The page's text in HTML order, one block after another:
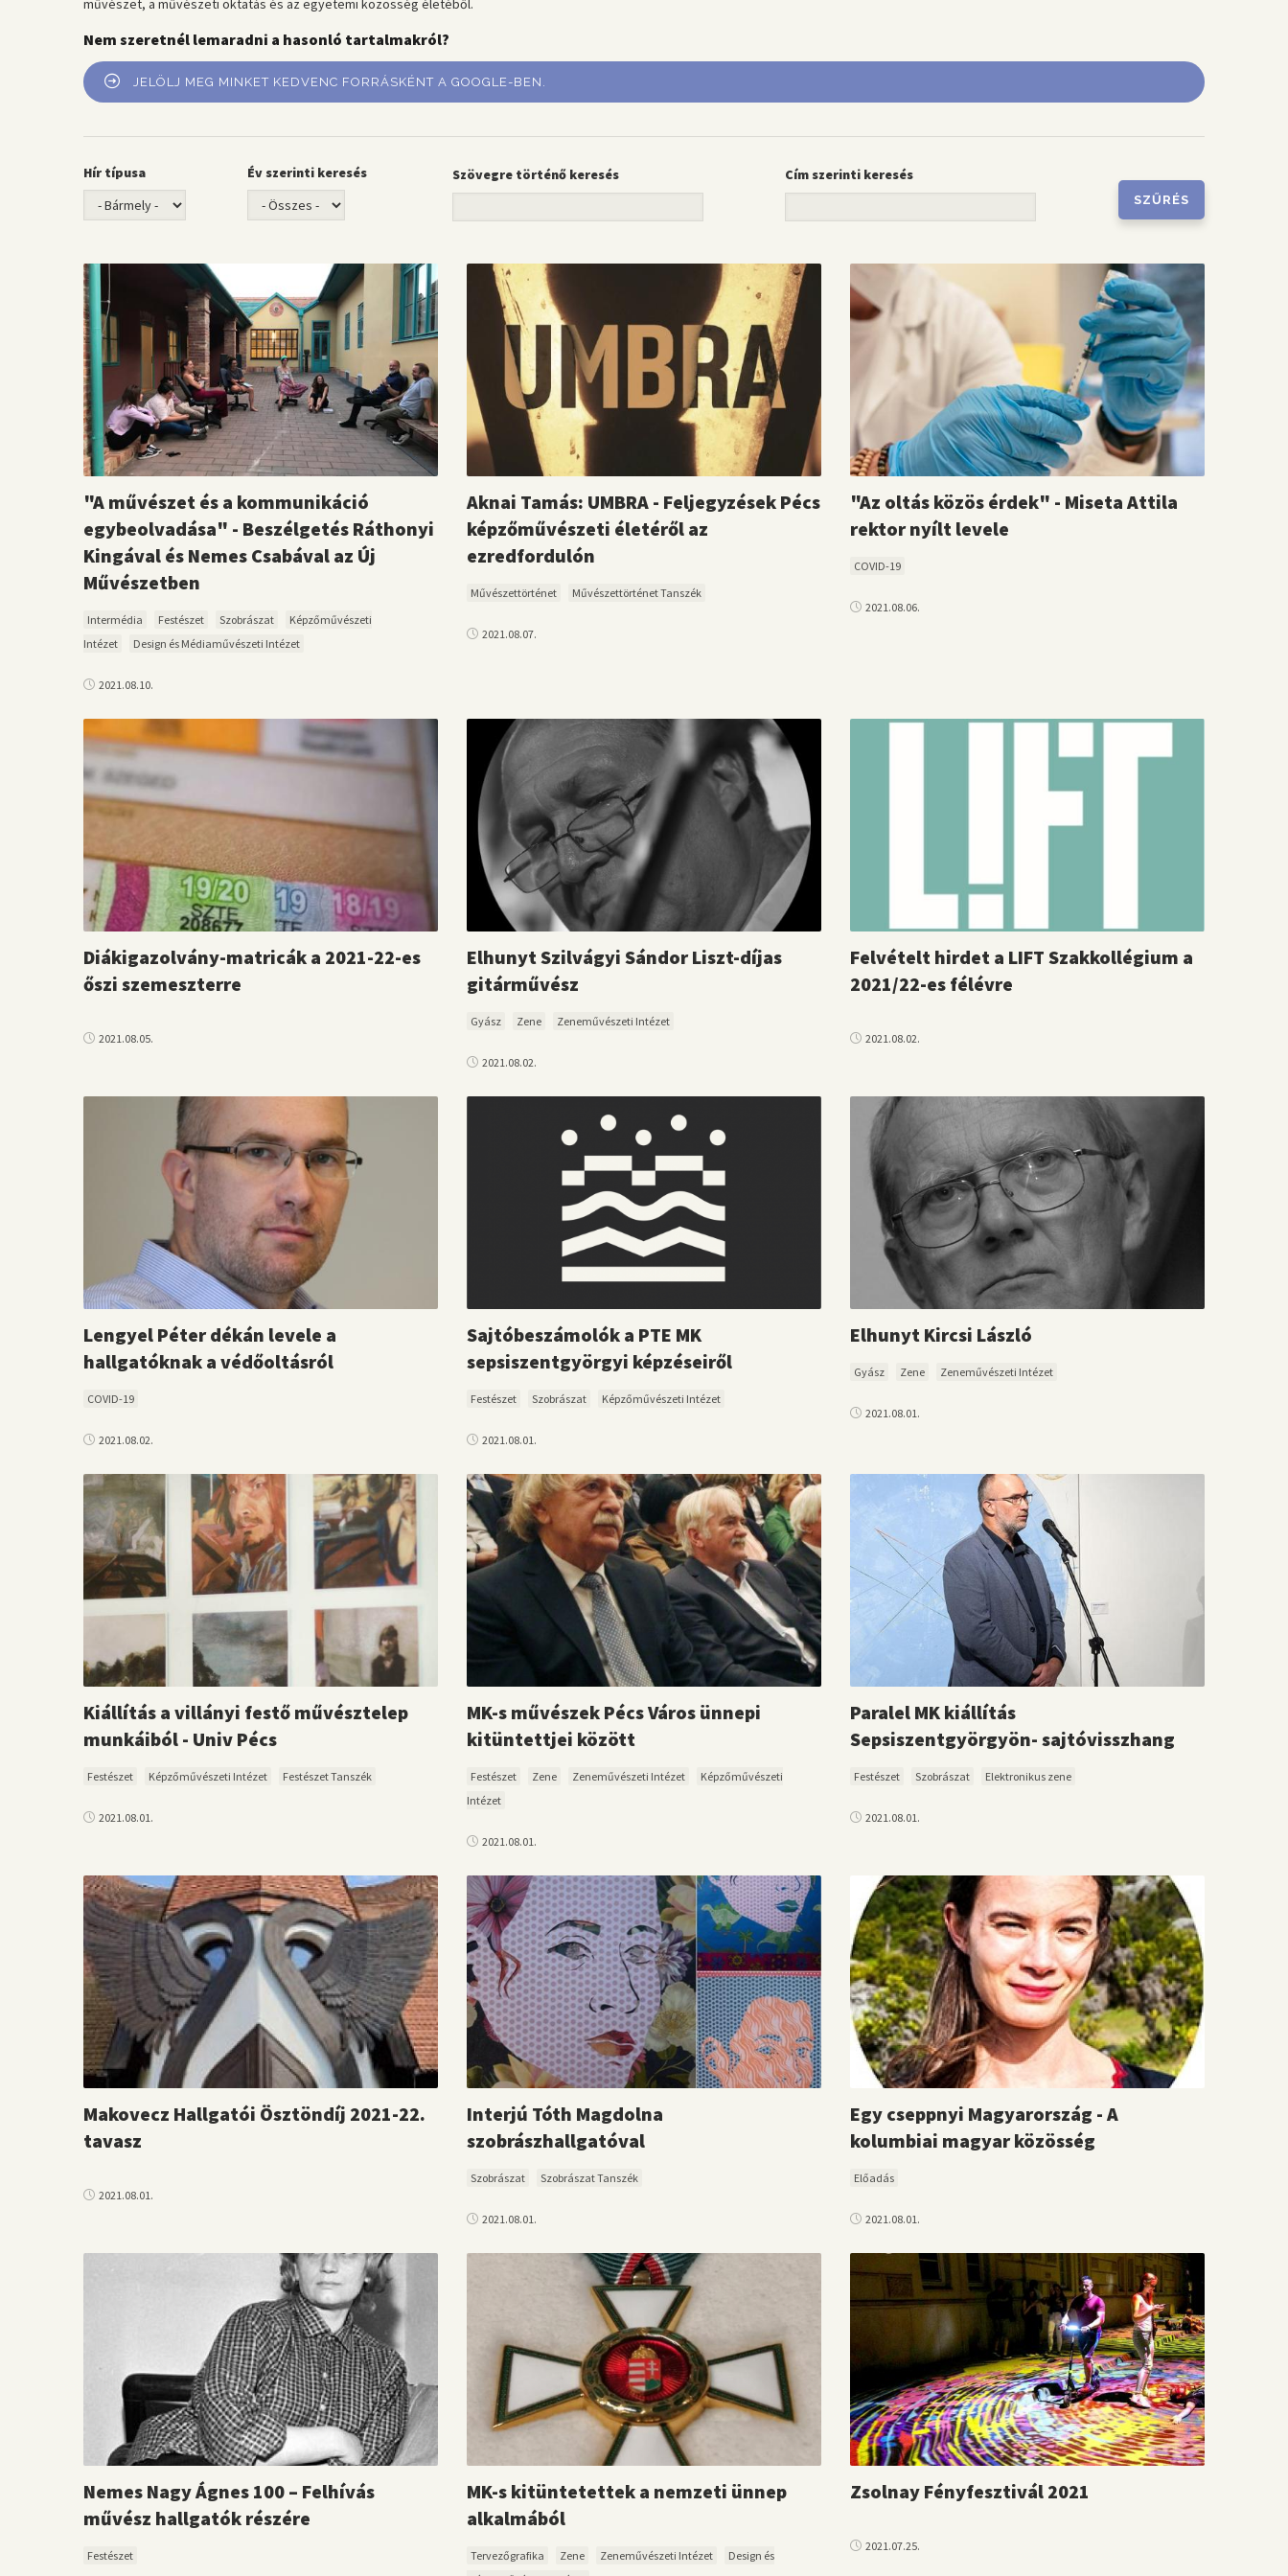
művészet, a művészeti oktatás és az egyetemi közösség életéből.
Nem szeretnél lemaradni a hasonló tartalmakról?
JELÖLJ MEG MINKET KEDVENC FORRÁSKÉNT A GOOGLE-BEN.
Hír típusa Év szerinti keresés Szövegre történő keresés Cím szerinti keresés
"A művészet és a kommunikáció
egybeolvadása" - Beszélgetés Ráthonyi
Kingával és Nemes Csabával az Új
Művészetben
Intermédia Festészet Szobrászat
Képzőművészeti
Intézet
Design és Médiaművészeti Intézet
2021.08.10.
Aknai Tamás: UMBRA - Feljegyzések Pécs
képzőművészeti életéről az
ezredfordulón
Művészettörténet Művészettörténet Tanszék
2021.08.07.
"Az oltás közös érdek" - Miseta Attila
rektor nyílt levele
COVID-19
2021.08.06.
Diákigazolvány-matricák a 2021-22-es
őszi szemeszterre
2021.08.05.
Elhunyt Szilvágyi Sándor Liszt-díjas
gitárművész
Gyász Zene Zeneművészeti Intézet
2021.08.02.
Felvételt hirdet a LIFT Szakkollégium a
2021/22-es félévre
2021.08.02.
Lengyel Péter dékán levele a
hallgatóknak a védőoltásról
COVID-19
2021.08.02.
Sajtóbeszámolók a PTE MK
sepsiszentgyörgyi képzéseiről
Festészet Szobrászat Képzőművészeti Intézet
2021.08.01.
Elhunyt Kircsi László
Gyász Zene Zeneművészeti Intézet
2021.08.01.
Kiállítás a villányi festő művésztelep
munkáiból - Univ Pécs
Festészet Képzőművészeti Intézet Festészet Tanszék
2021.08.01.
MK-s művészek Pécs Város ünnepi
kitüntettjei között
Festészet Zene Zeneművészeti Intézet
Képzőművészeti
Intézet
2021.08.01.
Paralel MK kiállítás
Sepsiszentgyörgyön- sajtóvisszhang
Festészet Szobrászat Elektronikus zene
2021.08.01.
Makovecz Hallgatói Ösztöndíj 2021-22.
tavasz
2021.08.01.
Interjú Tóth Magdolna
szobrászhallgatóval
Szobrászat Szobrászat Tanszék
2021.08.01.
Egy cseppnyi Magyarország - A
kolumbiai magyar közösség
Előadás
2021.08.01.
Nemes Nagy Ágnes 100 – Felhívás
művész hallgatók részére
Festészet
MK-s kitüntetettek a nemzeti ünnep
alkalmából
Tervezőgrafika Zene Zeneművészeti Intézet
Design és
Zsolnay Fényfesztivál 2021
2021.07.25.